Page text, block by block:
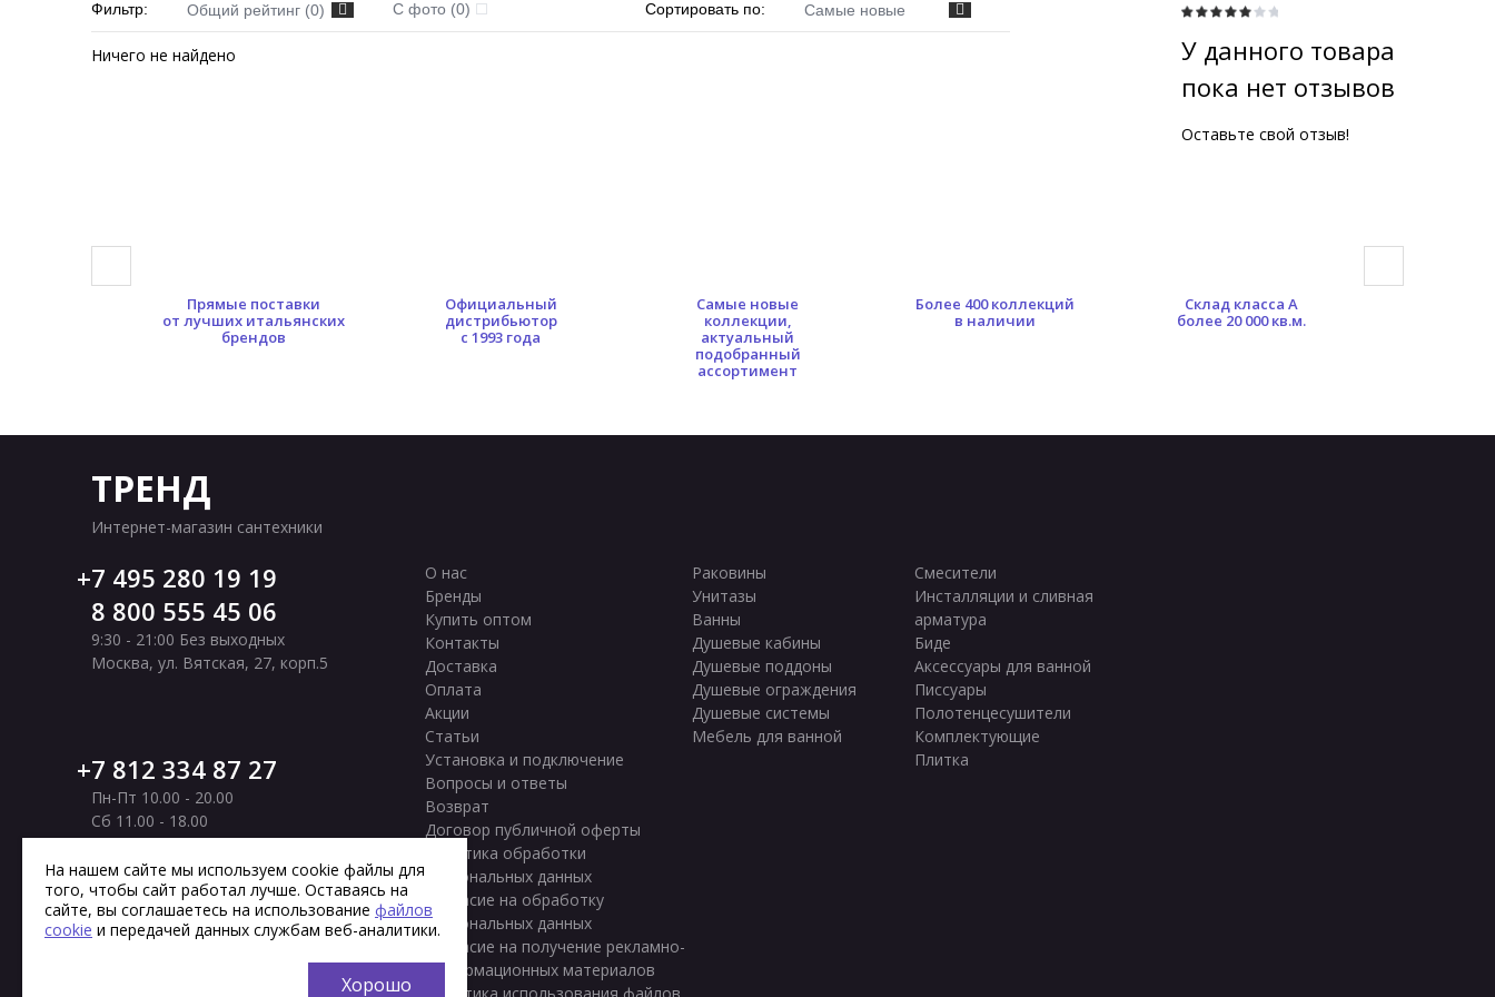
У данного товара
пока нет отзывов
Оставьте свой отзыв!
Фильтр: Общий рейтинг (0) С фото (0) Сортировать по: Самые новые
Ничего не найдено
Прямые поставки
от лучших итальянских
брендов
Официальный
дистрибьютор
с 1993 года
Самые новые
коллекции,
актуальный
подобранный
ассортимент
Более 400 коллекций
в наличии
Склад класса А
более 20 000 кв.м.
ТРЕНД
Интернет-магазин сантехники
7 495 280 19 19
8 800 555 45 06
9:30 - 21:00 Без выходных
Москва, ул. Вятская, 27, корп.5
7 812 334 87 27
Пн-Пт 10.00 - 20.00
Сб 11.00 - 18.00
Вс Выходной
Санкт-Петербург,Московское шоссе, 177
корп. 2
О нас
Бренды
Купить оптом
Контакты
Доставка
Оплата
Акции
Статьи
Установка и подключение
Вопросы и ответы
Возврат
Договор публичной оферты
Политика обработки
персональных данных
Согласие на обработку
персональных данных
Согласие на получение рекламно-
информационных материалов
Раковины
Унитазы
Ванны
Душевые кабины
Душевые поддоны
Душевые ограждения
Душевые системы
Мебель для ванной
Смесители
Инсталляции и сливная
арматура
Биде
Аксессуары для ванной
Писсуары
Полотенцесушители
Комплектующие
Плитка
На нашем сайте мы используем cookie файлы для
того, чтобы сайт работал лучше. Оставаясь на
сайте, вы соглашаетесь на использование файлов
cookie и передачей данных службам веб-аналитики.
Хорошо